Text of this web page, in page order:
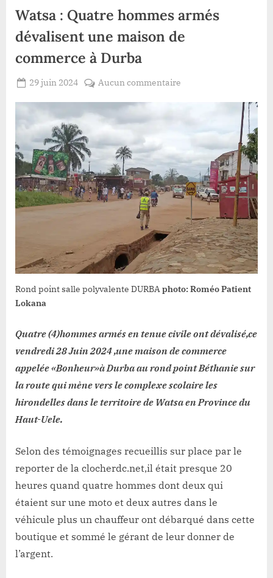
Watsa : Quatre hommes armés
dévalisent une maison de
commerce à Durba
Posted
29 juin 2024
Aucun commentaire
armés
dévalisent
une
maison
commerce
à
Durba
Rond point salle polyvalente DURBAphoto: Roméo Patient
Lokana
Quatre (4)hommes armés en tenue civile ont dévalisé,ce
vendredi 28 Juin 2024 ,une maison de commerce
appelée «Bonheur»à Durba au rond point Béthanie sur
la route qui mène vers le complexe scolaire les
hirondelles dans le territoire de Watsa en Province du
Haut-Uele.
Selon des témoignages recueillis sur place par le
reporter de la clocherdc.net,il était presque 20
heures quand quatre hommes dont deux qui
étaient sur une moto et deux autres dans le
véhicule plus un chauffeur ont débarqué dans cette
boutique et sommé le gérant de leur donner de
l’argent.